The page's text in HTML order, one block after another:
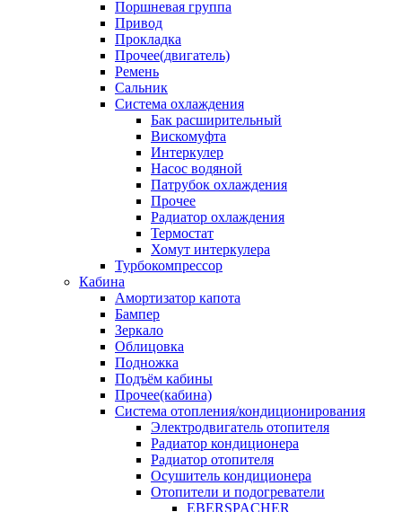
Поршневая группа
Привод
Прокладка
Прочее(двигатель)
Ремень
Сальник
Система охлаждения
Бак расширительный
Вискомуфта
Интеркулер
Насос водяной
Патрубок охлаждения
Прочее
Радиатор охлаждения
Термостат
Хомут интеркулера
Турбокомпрессор
Кабина
Амортизатор капота
Бампер
Зеркало
Облицовка
Подножка
Подъём кабины
Прочее(кабина)
Система отопления/кондиционирования
Электродвигатель отопителя
Радиатор кондиционера
Радиатор отопителя
Осушитель кондиционера
Отопители и подогреватели
EBERSPACHER